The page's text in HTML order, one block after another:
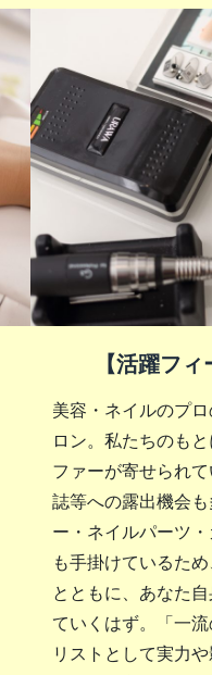
【活躍フ
美容・ネイルのプ
ロン。私たちのも
ファーが寄せられ
誌等への露出機会
ー・ネイルパーツ
も手掛けているた
とともに、あなた
ていくはず。「一
リストとして実力